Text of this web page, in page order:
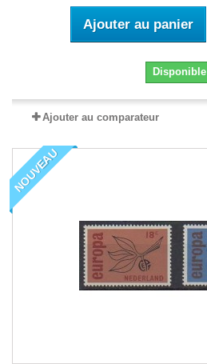
Ajouter au panier
Disponible
Ajouter au comparateur
NOUVEAU